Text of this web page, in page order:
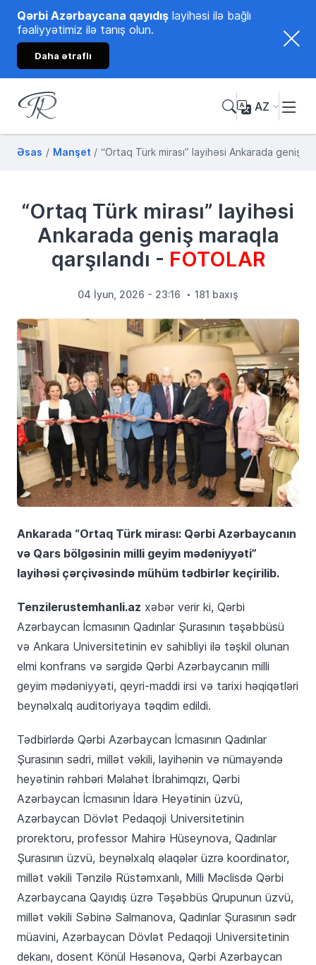
Qərbi Azərbaycana qayıdış layihəsi ilə bağlı
fəaliyyətimiz ilə tanış olun.
Daha ətraflı
Tənzilə Rüstəmxanlı
AZ
Əsas Manşet “Ortaq Türk mirası” layihəsi Ankarada geniş
“Ortaq Türk mirası” layihəsi
Ankarada geniş maraqla
qarşılandı - FOTOLAR
04 İyun, 2026 - 23:16 181 baxış
Ankarada “Ortaq Türk mirası: Qərbi Azərbaycanın
və Qars bölgəsinin milli geyim mədəniyyəti”
layihəsi çərçivəsində mühüm tədbirlər keçirilib.
Tenzilerustemhanli.az xəbər verir ki, Qərbi
Azərbaycan İcmasının Qadınlar Şurasının təşəbbüsü
və Ankara Universitetinin ev sahibliyi ilə təşkil olunan
elmi konfrans və sərgidə Qərbi Azərbaycanın milli
geyim mədəniyyəti, qeyri-maddi irsi və tarixi həqiqətləri
beynəlxalq auditoriyaya təqdim edildi.
Tədbirlərdə Qərbi Azərbaycan İcmasının Qadınlar
Şurasının sədri, millət vəkili, layihənin və nümayəndə
heyətinin rəhbəri Məlahət İbrahimqızı, Qərbi
Azərbaycan İcmasının İdarə Heyətinin üzvü,
Azərbaycan Dövlət Pedaqoji Universitetinin
prorektoru, professor Mahirə Hüseynova, Qadınlar
Şurasının üzvü, beynəlxalq əlaqələr üzrə koordinator,
millət vəkili Tənzilə Rüstəmxanlı, Milli Məclisdə Qərbi
Azərbaycana Qayıdış üzrə Təşəbbüs Qrupunun üzvü,
millət vəkili Səbinə Salmanova, Qadınlar Şurasının sədr
müavini, Azərbaycan Dövlət Pedaqoji Universitetinin
dekanı, dosent Könül Həsənova, Qərbi Azərbaycan